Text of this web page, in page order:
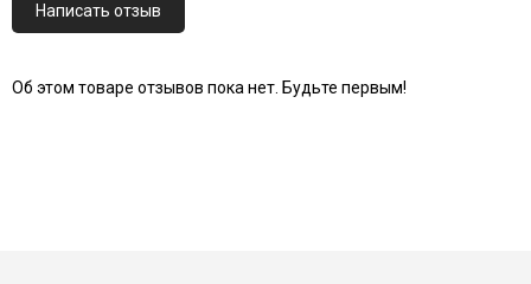
Написать отзыв
Об этом товаре отзывов пока нет. Будьте первым!